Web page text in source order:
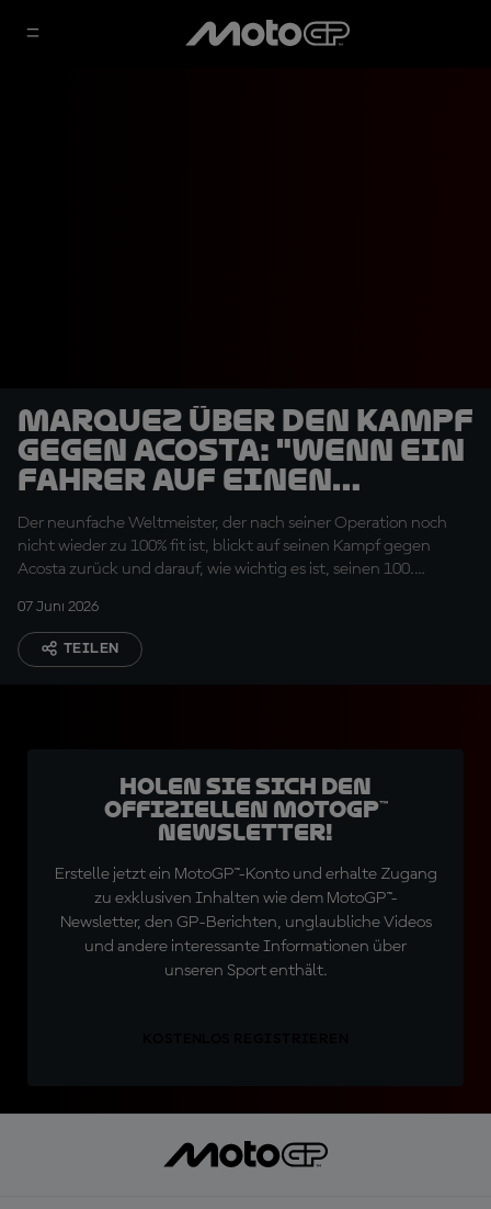
Marquez über den Kampf
gegen Acosta: "Wenn ein
Fahrer auf einen
anderen trifft…"
Der neunfache Weltmeister, der nach seiner Operation noch
nicht wieder zu 100% fit ist, blickt auf seinen Kampf gegen
Acosta zurück und darauf, wie wichtig es ist, seinen 100.
07 Juni 2026
TEILEN
Holen Sie sich den
offiziellen MotoGP™
Newsletter!
Erstelle jetzt ein MotoGP™-Konto und erhalte Zugang
zu exklusiven Inhalten wie dem MotoGP™-
Newsletter, den GP-Berichten, unglaubliche Videos
und andere interessante Informationen über
unseren Sport enthält.